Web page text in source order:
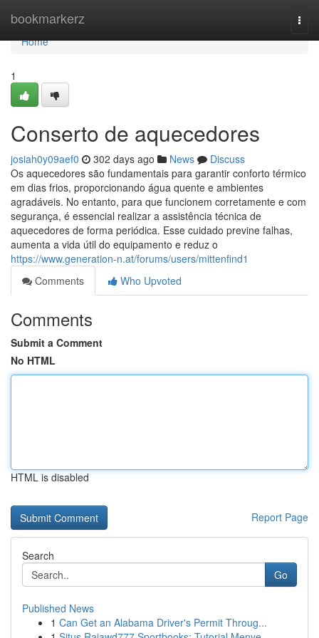
bookmarkerz
Home
Home
1
Conserto de aquecedores
josiah0y09aef0 302 days ago News
Discuss
Os aquecedores são fundamentais para garantir conforto térmico
em dias frios, proporcionando água quente e ambientes
agradáveis. No entanto, para que funcionem corretamente e com
segurança, é essencial realizar a assistência técnica de
aquecedores de forma periódica. Esse cuidado previne falhas,
aumenta a vida útil do equipamento e reduz o
https://www.generation-n.at/forums/users/mittenfind1
Comments
Who Upvoted
Comments
Submit a Comment
No HTML
HTML is disabled
Report Page
Search
Go
Published News
1 Can Get an Alabama Driver's Permit Throug...